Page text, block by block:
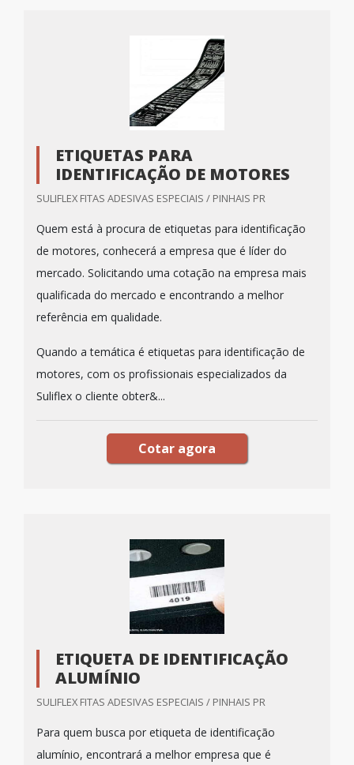
ETIQUETAS PARA
IDENTIFICAÇÃO DE MOTORES
SULIFLEX FITAS ADESIVAS ESPECIAIS / PINHAIS PR
Quem está à procura de etiquetas para identificação
de motores, conhecerá a empresa que é líder do
mercado. Solicitando uma cotação na empresa mais
qualificada do mercado e encontrando a melhor
referência em qualidade.
Quando a temática é etiquetas para identificação de
motores, com os profissionais especializados da
Suliflex o cliente obter&...
Cotar agora
ETIQUETA DE IDENTIFICAÇÃO
ALUMÍNIO
SULIFLEX FITAS ADESIVAS ESPECIAIS / PINHAIS PR
Para quem busca por etiqueta de identificação
alumínio, encontrará a melhor empresa que é